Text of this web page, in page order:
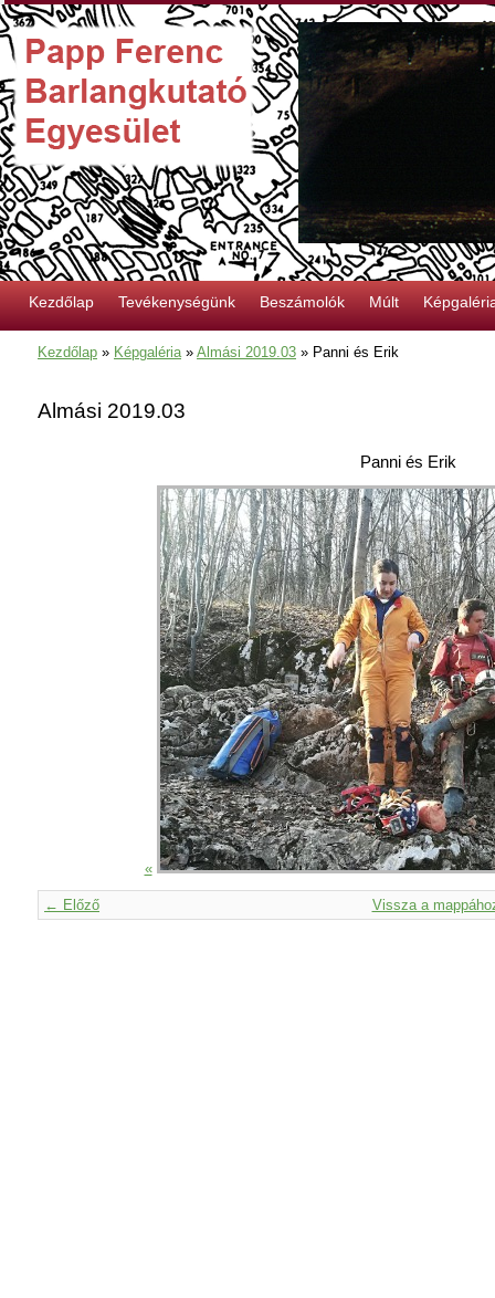
Kezdőlap Tevékenységünk Beszámolók Múlt
Kezdőlap » Képgaléria» Almási 2019.03 » Panni és Erik
Almási 2019.03
Panni és Erik
«
← Előző Vissza a